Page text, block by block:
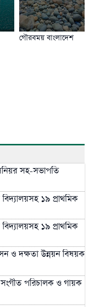
গৌরবময় বাংলাদেশ
সহ-সভাপতি
১৯ প্রাথমিক
১৯ প্রাথমিক
ও দক্ষতা উন্নয়ন বিষয়ক
সংগীত পরিচালক ও গায়ক